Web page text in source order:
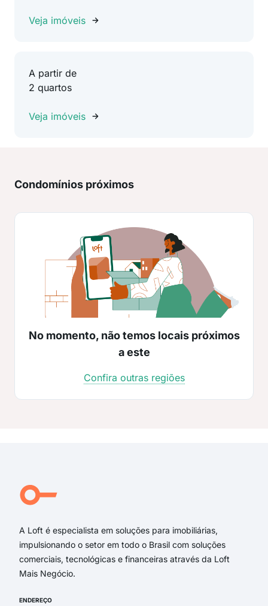
Veja imóveis
A partir de
2 quartos
Veja imóveis
Condomínios próximos
No momento, não temos locais próximos
a este
Confira outras regiões
A Loft é especialista em soluções para imobiliárias,
impulsionando o setor em todo o Brasil com soluções
comerciais, tecnológicas e financeiras através da Loft
Mais Negócio.
ENDEREÇO